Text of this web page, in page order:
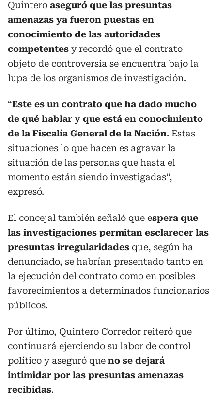
Quintero aseguró que las presuntas
amenazas ya fueron puestas en
conocimiento de las autoridades
competentes y recordó que el contrato
objeto de controversia se encuentra bajo la
lupa de los organismos de investigación.
“Este es un contrato que ha dado mucho
de qué hablar y que está en conocimiento
de la Fiscalía General de la Nación. Estas
situaciones lo que hacen es agravar la
situación de las personas que hasta el
momento están siendo investigadas”,
expresó.
El concejal también señaló que espera que
las investigaciones permitan esclarecer las
presuntas irregularidades que, según ha
denunciado, se habrían presentado tanto en
la ejecución del contrato como en posibles
favorecimientos a determinados funcionarios
públicos.
Por último, Quintero Corredor reiteró que
continuará ejerciendo su labor de control
político y aseguró que no se dejará
intimidar por las presuntas amenazas
recibidas.